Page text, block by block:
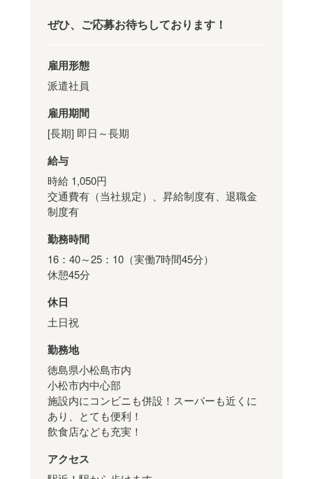
ぜひ、ご応募お待ちしております！
雇用形態
派遣社員
雇用期間
[長期] 即日～長期
給与
時給 1,050円
交通費有（当社規定）、昇給制度有、退職金
制度有
勤務時間
16：40～25：10（実働7時間45分）
休憩45分
休日
土日祝
勤務地
徳島県小松島市内
小松市内中心部
施設内にコンビニも併設！スーパーも近くに
あり、とても便利！
飲食店なども充実！
アクセス